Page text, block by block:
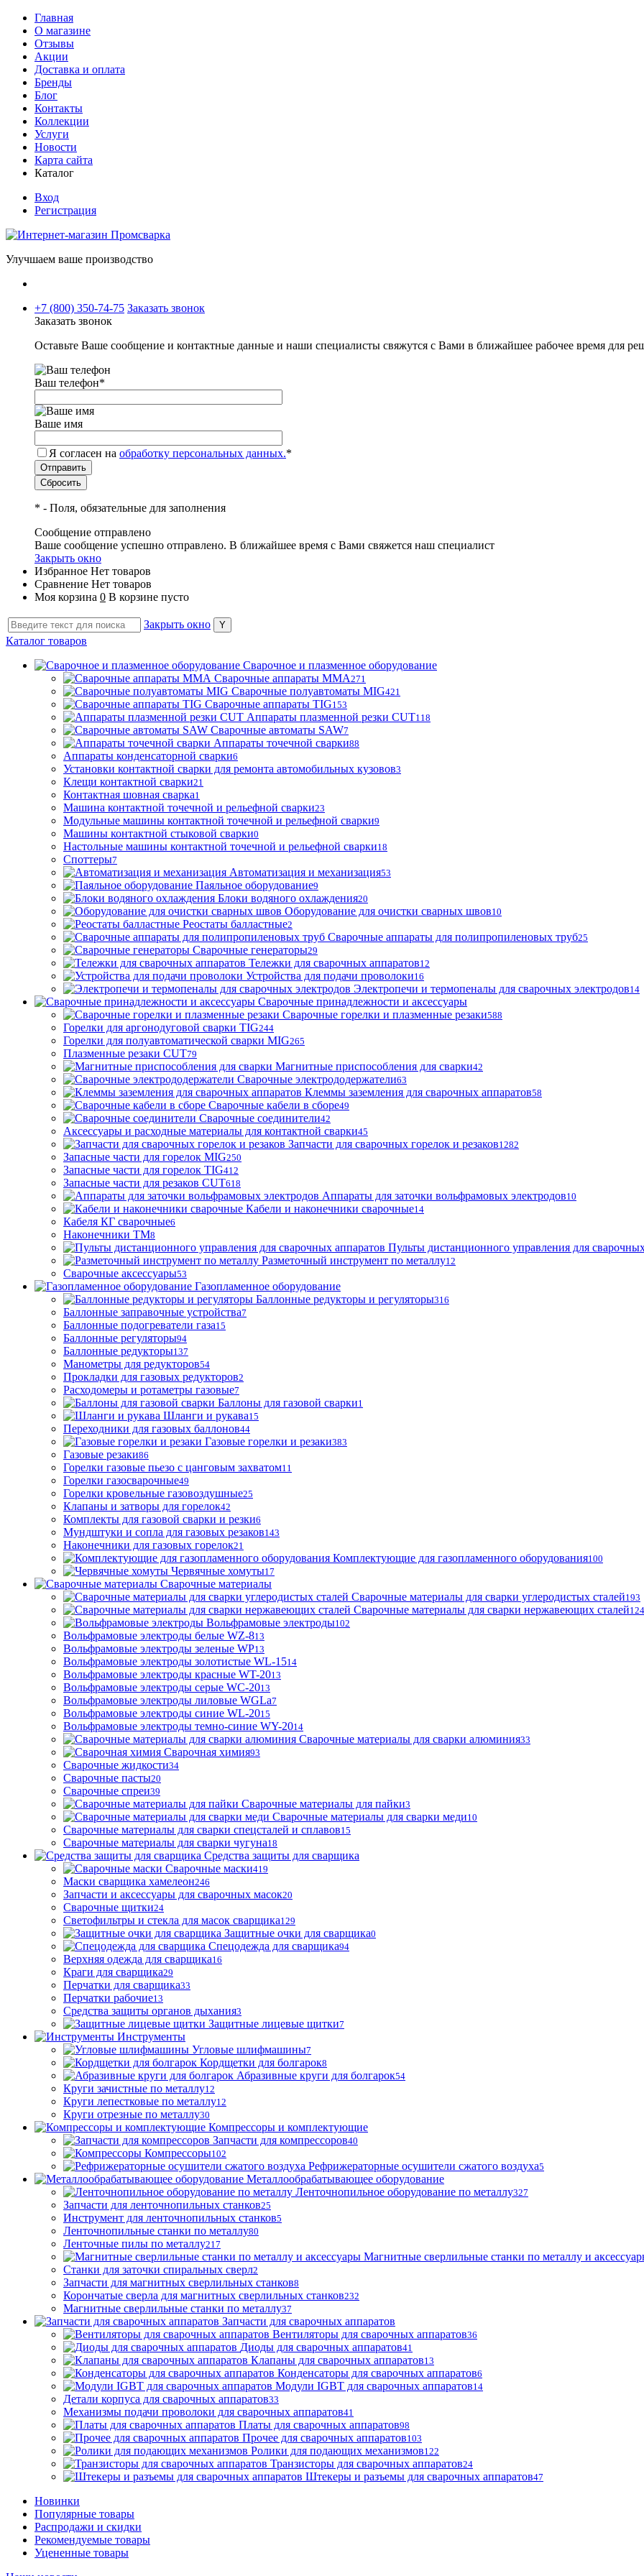
Главная
О магазине
Отзывы
Акции
Доставка и оплата
Бренды
Блог
Контакты
Коллекции
Услуги
Новости
Карта сайта
Каталог
Вход
Регистрация
Улучшаем ваше производство
+7 (800) 350-74-75 Заказать звонок
Заказать звонок
Оставьте Ваше сообщение и контактные данные и наши специалисты свяжутся с Вами в ближайшее рабочее время для
Ваш телефон*
Ваше имя
Я согласен на обработку персональных данных.*
* - Поля, обязательные для заполнения
Сообщение отправлено
Ваше сообщение успешно отправлено. В ближайшее время с Вами свяжется наш специалист
Закрыть окно
Избранное Нет товаров
Сравнение Нет товаров
Моя корзина 0 В корзине пусто
Закрыть окно
Каталог товаров
Сварочное и плазменное оборудование
Сварочные аппараты MMA271
Сварочные полуавтоматы MIG421
Сварочные аппараты TIG153
Аппараты плазменной резки CUT118
Сварочные автоматы SAW7
Аппараты точечной сварки88
Аппараты конденсаторной сварки6
Установки контактной сварки для ремонта автомобильных кузовов3
Клещи контактной сварки21
Контактная шовная сварка1
Машина контактной точечной и рельефной сварки23
Модульные машины контактной точечной и рельефной сварки9
Машины контактной стыковой сварки0
Настольные машины контактной точечной и рельефной сварки18
Споттеры7
Автоматизация и механизация53
Паяльное оборудование9
Блоки водяного охлаждения20
Оборудование для очистки сварных швов10
Реостаты балластные2
Сварочные аппараты для полипропиленовых труб25
Сварочные генераторы29
Тележки для сварочных аппаратов12
Устройства для подачи проволоки16
Электропечи и термопеналы для сварочных электродов14
Сварочные принадлежности и аксессуары
Сварочные горелки и плазменные резаки588
Горелки для аргонодуговой сварки TIG244
Горелки для полуавтоматической сварки MIG265
Плазменные резаки CUT79
Магнитные приспособления для сварки42
Сварочные электрододержатели63
Клеммы заземления для сварочных аппаратов58
Сварочные кабели в сборе49
Сварочные соединители42
Аксессуары и расходные материалы для контактной сварки45
Запчасти для сварочных горелок и резаков1282
Запасные части для горелок MIG250
Запасные части для горелок TIG412
Запасные части для резаков CUT618
Аппараты для заточки вольфрамовых электродов10
Кабели и наконечники сварочные14
Кабеля КГ сварочные6
Наконечники ТМ8
Пульты дистанционного управления для
Разметочный инструмент по металлу12
Сварочные аксессуары53
Газопламенное оборудование
Баллонные редукторы и регуляторы316
Баллонные заправочные устройства7
Баллонные подогреватели газа15
Баллонные регуляторы94
Баллонные редукторы137
Манометры для редукторов54
Прокладки для газовых редукторов2
Расходомеры и ротаметры газовые7
Баллоны для газовой сварки1
Шланги и рукава15
Переходники для газовых баллонов44
Газовые горелки и резаки383
Газовые резаки86
Горелки газовые пьезо с цанговым захватом11
Горелки газосварочные49
Горелки кровельные газовоздушные25
Клапаны и затворы для горелок42
Комплекты для газовой сварки и резки6
Мундштуки и сопла для газовых резаков143
Наконечники для газовых горелок21
Комплектующие для газопламенного оборудования100
Червячные хомуты17
Сварочные материалы
Сварочные материалы для сварки углеродистых сталей193
Сварочные материалы для сварки нержавеющих сталей124
Вольфрамовые электроды102
Вольфрамовые электроды белые WZ-813
Вольфрамовые электроды зеленые WP13
Вольфрамовые электроды золотистые WL-1514
Вольфрамовые электроды красные WT-2013
Вольфрамовые электроды серые WC-2013
Вольфрамовые электроды лиловые WGLa7
Вольфрамовые электроды синие WL-2015
Вольфрамовые электроды темно-синие WY-2014
Сварочные материалы для сварки алюминия33
Сварочная химия93
Сварочные жидкости34
Сварочные пасты20
Сварочные спреи39
Сварочные материалы для пайки3
Сварочные материалы для сварки меди10
Сварочные материалы для сварки спецсталей и сплавов15
Сварочные материалы для сварки чугуна18
Средства защиты для сварщика
Сварочные маски419
Маски сварщика хамелеон246
Запчасти и аксессуары для сварочных масок20
Сварочные щитки24
Светофильтры и стекла для масок сварщика129
Защитные очки для сварщика0
Спецодежда для сварщика94
Верхняя одежда для сварщика16
Краги для сварщика29
Перчатки для сварщика33
Перчатки рабочие13
Средства защиты органов дыхания3
Защитные лицевые щитки7
Инструменты
Угловые шлифмашины7
Кордщетки для болгарок8
Абразивные круги для болгарок54
Круги зачистные по металлу12
Круги лепестковые по металлу12
Круги отрезные по металлу30
Компрессоры и комплектующие
Запчасти для компрессоров40
Компрессоры102
Рефрижераторные осушители сжатого воздуха5
Металлообрабатывающее оборудование
Ленточнопильное оборудование по металлу327
Запчасти для ленточнопильных станков25
Инструмент для ленточнопильных станков5
Ленточнопильные станки по металлу80
Ленточные пилы по металлу217
Магнитные сверлильные станки по металлу и
Станки для заточки спиральных сверл2
Запчасти для магнитных сверлильных станков8
Корончатые сверла для магнитных сверлильных станков232
Магнитные сверлильные станки по металлу37
Запчасти для сварочных аппаратов
Вентиляторы для сварочных аппаратов36
Диоды для сварочных аппаратов41
Клапаны для сварочных аппаратов13
Конденсаторы для сварочных аппаратов6
Модули IGBT для сварочных аппаратов14
Детали корпуса для сварочных аппаратов33
Механизмы подачи проволоки для сварочных аппаратов41
Платы для сварочных аппаратов98
Прочее для сварочных аппаратов103
Ролики для подающих механизмов122
Транзисторы для сварочных аппаратов24
Штекеры и разъемы для сварочных аппаратов47
Новинки
Популярные товары
Распродажи и скидки
Рекомендуемые товары
Уцененные товары